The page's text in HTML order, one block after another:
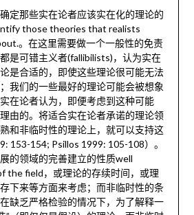
定那些实在论者应该实在化的理论的
those theories that realists
。在这里需要做一个一般性的免责
是可错主义者(fallibilists)，认为实在
是合适的，即使这些理论很可能无法
我们的一些最好的理论可能会被想象
在论者认为，即便考虑到这种可能
由的。将适合实在论者承诺的理论领
和非临时性的理论上，就可以支持这
153-154; Psillos 1999: 105-108）。
的领域的完善建立的性质well
the field，或理论的存续时间，或理
下来等方面来考虑；而非临时性的条
缺乏严格检验的情况下，为了解释一